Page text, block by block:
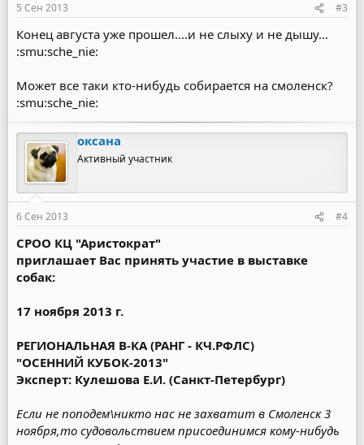
5 Сен 2013 #3
Конец августа уже прошел....и не слыху и не дышу...
:smu:sche_nie:
Может все таки кто-нибудь собирается на смоленск?
:smu:sche_nie:
оксана
Активный участник
6 Сен 2013 #4
СРОО КЦ "Аристократ"
приглашает Вас принять участие в выставке
собак:
17 ноября 2013 г.
РЕГИОНАЛЬНАЯ В-КА (РАНГ - КЧ.РФЛС)
"ОСЕННИЙ КУБОК-2013"
Эксперт: Кулешова Е.И. (Санкт-Петербург)
Если не поподем\никто нас не захватит в Смоленск 3
ноября,то судовольствием присоединимся кому-нибудь